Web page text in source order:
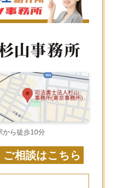
から徒歩10分
相談はこちら